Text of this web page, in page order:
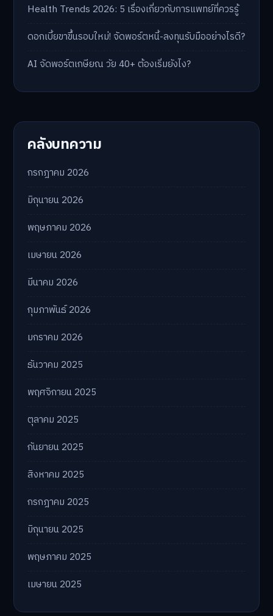
Health Trends 2026: 5 เรื่องเกี่ยวกับการแพทย์ที่ควรรู้
ดอกเบี้ยขาขึ้นรอบใหม่! จัดพอร์ตหนี้-ลงทุนรับมืออย่างไรดี?
AI จัดพอร์ตเกษียณ วัย 40+ ต้องเริ่มยังไง?
คลังบทความ
กรกฎาคม 2026
มิถุนายน 2026
พฤษภาคม 2026
เมษายน 2026
มีนาคม 2026
กุมภาพันธ์ 2026
มกราคม 2026
ธันวาคม 2025
พฤศจิกายน 2025
ตุลาคม 2025
กันยายน 2025
สิงหาคม 2025
กรกฎาคม 2025
มิถุนายน 2025
พฤษภาคม 2025
เมษายน 2025